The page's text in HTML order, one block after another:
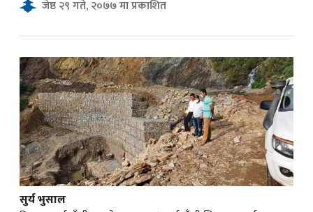
News
जेष्ठ २९ गते, २०७७ मा प्रकाशित
सुर्य भुसाल